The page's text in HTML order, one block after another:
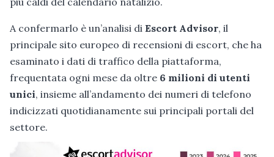
A confermarlo è un’analisi di Escort Advisor, il
principale sito europeo di recensioni di escort, che ha
esaminato i dati di traffico della piattaforma,
frequentata ogni mese da oltre 6 milioni di utenti
unici, insieme all’andamento dei numeri di telefono
indicizzati quotidianamente sui principali portali del
settore.